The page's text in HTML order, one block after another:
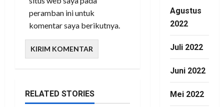
peramban ini untuk
komentar saya berikutnya.
RELATED STORIES
Agustus
2022
Juli 2022
Juni 2022
Mei 2022